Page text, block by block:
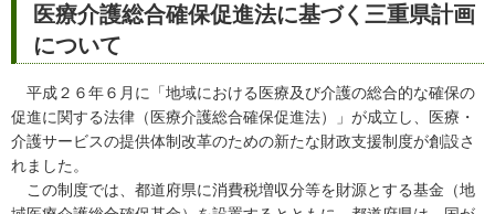
医療介護総合確保促進法に基づく三重県計画
について
平成２６年６月に「地域における医療及び介護の総合的な確保の
促進に関する法律（医療介護総合確保促進法）」が成立し、医療・
介護サービスの提供体制改革のための新たな財政支援制度が創設さ
れました。
この制度では、都道府県に消費税増収分等を財源とする基金（地